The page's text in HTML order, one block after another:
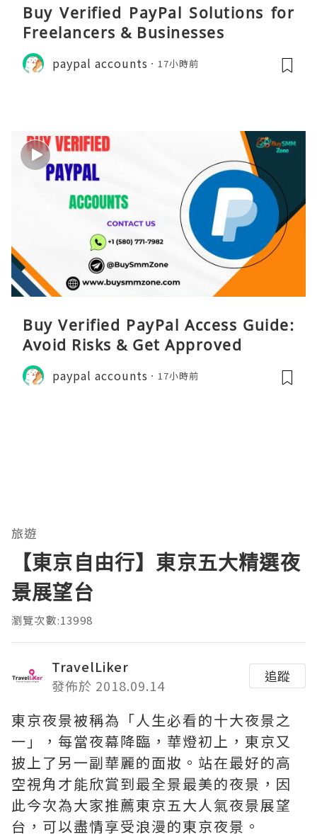
Buy Verified PayPal Solutions for
Freelancers & Businesses
paypal accounts 17小時前
Buy Verified PayPal Access Guide:
Avoid Risks & Get Approved
paypal accounts 17小時前
旅遊
【東京自由行】東京五大精選夜
景展望台
瀏覽次數:13998
TravelLiker
發佈於 2018.09.14
追蹤
東京夜景被稱為「人生必看的十大夜景之
一」，每當夜幕降臨，華燈初上，東京又
披上了另一副華麗的面妝。站在最好的高
空視角才能欣賞到最全景最美的夜景，因
此今次為大家推薦東京五大人氣夜景展望
台，可以盡情享受浪漫的東京夜景。